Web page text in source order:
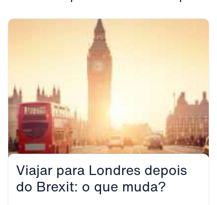
Viajar para Londres depois
do Brexit: o que muda?